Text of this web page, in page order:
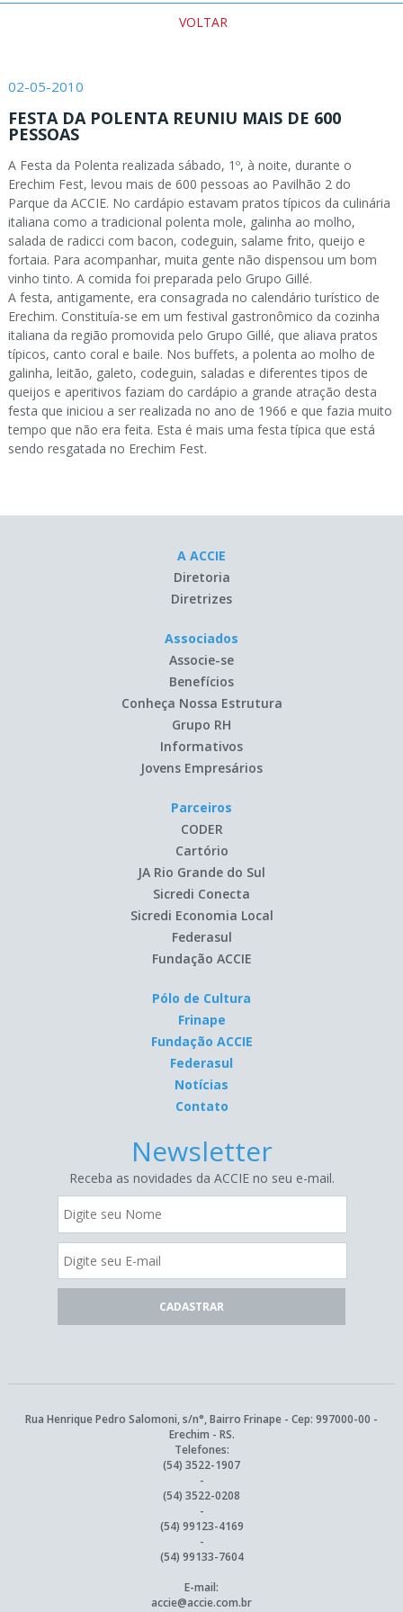
VOLTAR
02-05-2010
FESTA DA POLENTA REUNIU MAIS DE 600
PESSOAS
A Festa da Polenta realizada sábado, 1º, à noite, durante o
Erechim Fest, levou mais de 600 pessoas ao Pavilhão 2 do
Parque da ACCIE. No cardápio estavam pratos típicos da culinária
italiana como a tradicional polenta mole, galinha ao molho,
salada de radicci com bacon, codeguin, salame frito, queijo e
fortaia. Para acompanhar, muita gente não dispensou um bom
vinho tinto. A comida foi preparada pelo Grupo Gillé.
A festa, antigamente, era consagrada no calendário turístico de
Erechim. Constituía-se em um festival gastronômico da cozinha
italiana da região promovida pelo Grupo Gillé, que aliava pratos
típicos, canto coral e baile. Nos buffets, a polenta ao molho de
galinha, leitão, galeto, codeguin, saladas e diferentes tipos de
queijos e aperitivos faziam do cardápio a grande atração desta
festa que iniciou a ser realizada no ano de 1966 e que fazia muito
tempo que não era feita. Esta é mais uma festa típica que está
sendo resgatada no Erechim Fest.
A ACCIE
Diretoria
Diretrizes
Associados
Associe-se
Benefícios
Conheça Nossa Estrutura
Grupo RH
Informativos
Jovens Empresários
Parceiros
CODER
Cartório
JA Rio Grande do Sul
Sicredi Conecta
Sicredi Economia Local
Federasul
Fundação ACCIE
Pólo de Cultura
Frinape
Fundação ACCIE
Federasul
Notícias
Contato
Newsletter
Receba as novidades da ACCIE no seu e-mail.
Rua Henrique Pedro Salomoni, s/n°, Bairro Frinape - Cep: 997000-00 -
Erechim - RS.
Telefones:
(54) 3522-1907
-
(54) 3522-0208
-
(54) 99123-4169
-
(54) 99133-7604
E-mail:
accie@accie.com.br